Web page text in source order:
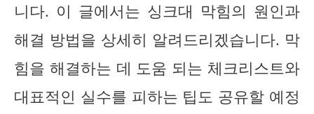
니다. 이 글에서는 싱크대 막힘의 원인과
해결 방법을 상세히 알려드리겠습니다. 막
힘을 해결하는 데 도움 되는 체크리스트와
대표적인 실수를 피하는 팁도 공유할 예정